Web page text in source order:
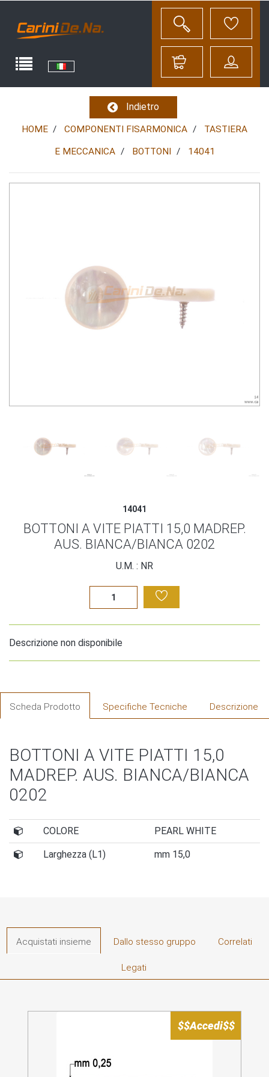
Indietro
HOME COMPONENTI FISARMONICA TASTIERA
E MECCANICA BOTTONI 14041
14041
BOTTONI A VITE PIATTI 15,0 MADREP.
AUS. BIANCA/BIANCA 0202
U.M. : NR
Descrizione non disponibile
Scheda Prodotto Specifiche Tecniche Descrizione
BOTTONI A VITE PIATTI 15,0
MADREP. AUS. BIANCA/BIANCA
0202
COLORE PEARL WHITE
Larghezza (L1) mm 15,0
Acquistati insieme Dallo stesso gruppo Correlati
Legati
$$Accedi$$